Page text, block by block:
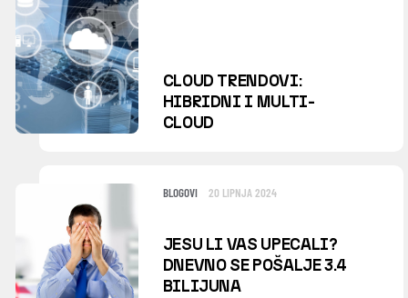
CLOUD TRENDOVI:
HIBRIDNI I MULTI-
CLOUD
BLOGOVI 20 LIPNJA 2024
JESU LI VAS UPECALI?
DNEVNO SE POŠALJE 3.4
BILIJUNA